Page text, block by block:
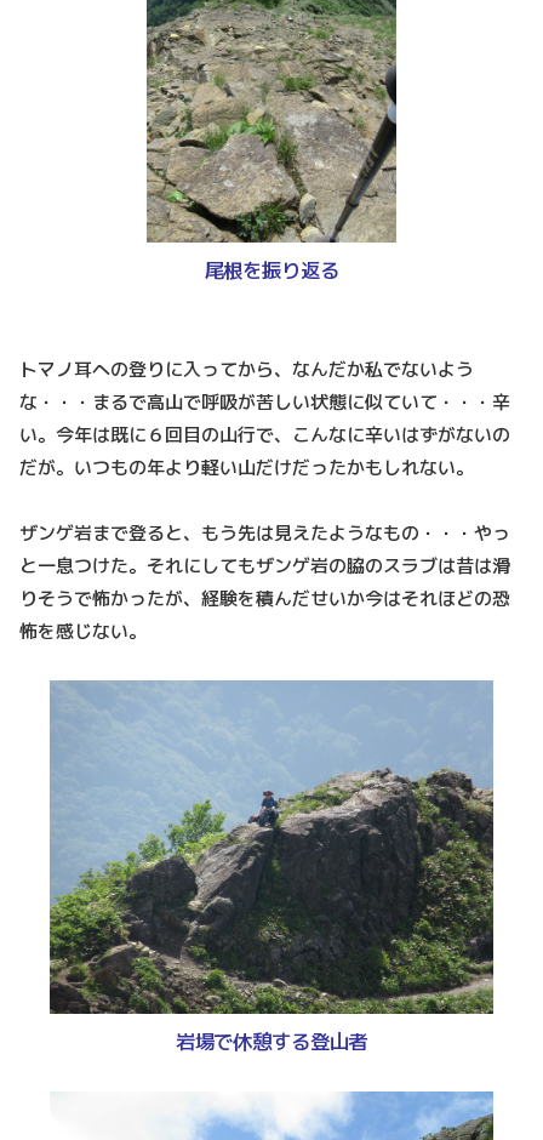
尾根を振り返る
トマノ耳への登りに入ってから、なんだか私でないよう
な・・・まるで高山で呼吸が苦しい状態に似ていて・・・辛
い。今年は既に６回目の山行で、こんなに辛いはずがないの
だが。いつもの年より軽い山だけだったかもしれない。
ザンゲ岩まで登ると、もう先は見えたようなもの・・・やっ
と一息つけた。それにしてもザンゲ岩の脇のスラブは昔は滑
りそうで怖かったが、経験を積んだせいか今はそれほどの恐
怖を感じない。
岩場で休憩する登山者